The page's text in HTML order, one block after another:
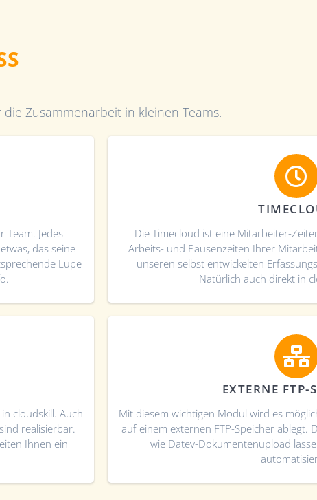
Zusammenarbeit in kleinen Teams.
Team. Jedes
das seine
Lupe
Die Timecloud ist eine Mitarbeiter-
Arbeits- und Pausenzeiten Ihrer
unseren selbst entwickelten
Natürlich auch direkt in
cloudskill . Auch
realisierbar.
Ihnen ein
EXTERNE FTP-
Mit diesem wichtigen Modul wird es
auf einem externen FTP-Speicher ablegt.
wie Datev-Dokumentenupload